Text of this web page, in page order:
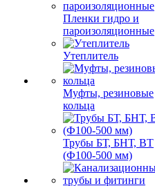
Пленки гидро и
пароизоляционные
Утеплитель
Муфты, резиновые
кольца
Трубы БТ, БНТ, ВТ
(Ф100-500 мм)